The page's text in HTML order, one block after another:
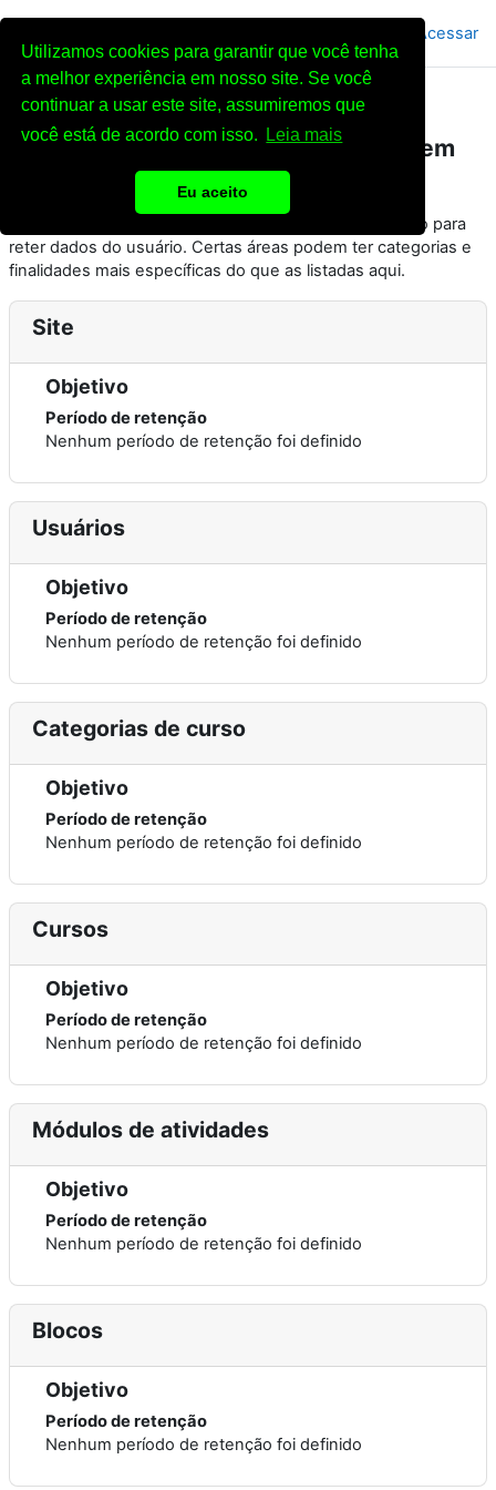
Utilizamos cookies para garantir que você tenha
a melhor experiência em nosso site. Se você
continuar a usar este site, assumiremos que
você está de acordo com isso.
Leia mais
Eu aceito
Painel lateral
Acessar
Área de Ensino Centro Espírita A
Caminho da Luz - Curso de Reciclagem
Resumo de retenção de dados
Este resumo mostra as categorias e finalidades padrão para
reter dados do usuário. Certas áreas podem ter categorias e
finalidades mais específicas do que as listadas aqui.
Site
Objetivo
Período de retenção
Nenhum período de retenção foi definido
Usuários
Objetivo
Período de retenção
Nenhum período de retenção foi definido
Categorias de curso
Objetivo
Período de retenção
Nenhum período de retenção foi definido
Cursos
Objetivo
Período de retenção
Nenhum período de retenção foi definido
Módulos de atividades
Objetivo
Período de retenção
Nenhum período de retenção foi definido
Blocos
Objetivo
Período de retenção
Nenhum período de retenção foi definido